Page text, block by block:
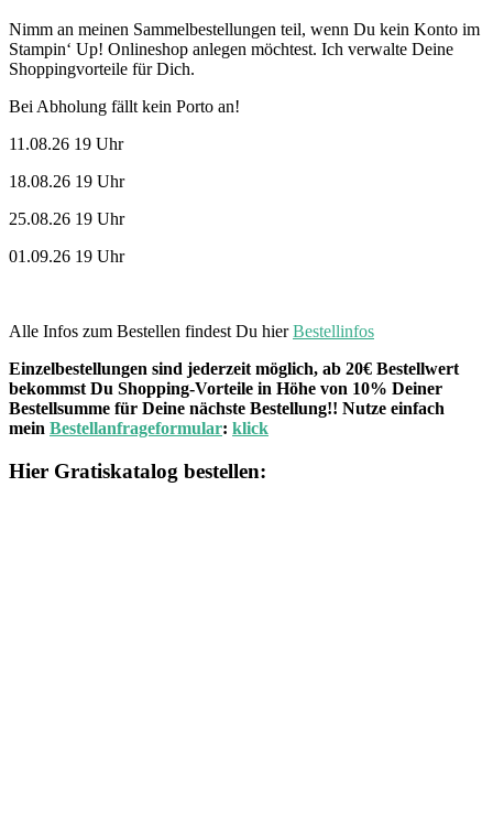
Nimm an meinen Sammelbestellungen teil, wenn Du kein Konto im
Stampin‘ Up! Onlineshop anlegen möchtest. Ich verwalte Deine
Shoppingvorteile für Dich.
Bei Abholung fällt kein Porto an!
11.08.26 19 Uhr
18.08.26 19 Uhr
25.08.26 19 Uhr
01.09.26 19 Uhr
Alle Infos zum Bestellen findest Du hierBestellinfos
Einzelbestellungen sind jederzeit möglich, ab 20€ Bestellwert
bekommst Du Shopping-Vorteile in Höhe von 10% Deiner
Bestellsumme für Deine nächste Bestellung!! Nutze einfach
mein Bestellanfrageformular: klick
Hier Gratiskatalog bestellen: